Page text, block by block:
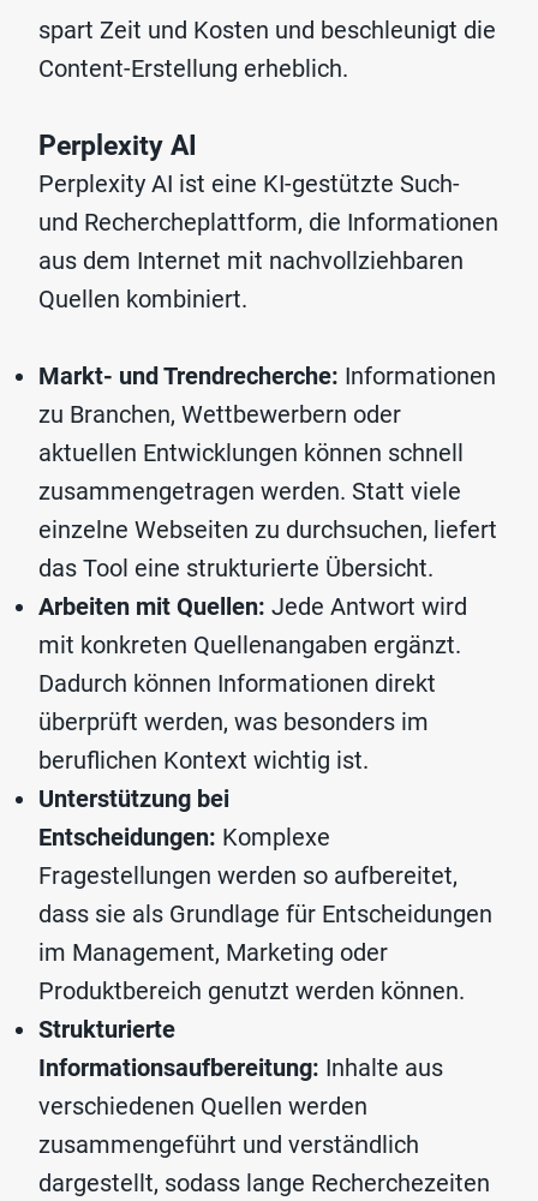
spart Zeit und Kosten und beschleunigt die
Content-Erstellung erheblich.
Perplexity AI
Perplexity AI ist eine KI-gestützte Such-
und Rechercheplattform, die Informationen
aus dem Internet mit nachvollziehbaren
Quellen kombiniert.
Markt- und Trendrecherche: Informationen
zu Branchen, Wettbewerbern oder
aktuellen Entwicklungen können schnell
zusammengetragen werden. Statt viele
einzelne Webseiten zu durchsuchen, liefert
das Tool eine strukturierte Übersicht.
Arbeiten mit Quellen: Jede Antwort wird
mit konkreten Quellenangaben ergänzt.
Dadurch können Informationen direkt
überprüft werden, was besonders im
beruflichen Kontext wichtig ist.
Unterstützung bei
Entscheidungen: Komplexe
Fragestellungen werden so aufbereitet,
dass sie als Grundlage für Entscheidungen
im Management, Marketing oder
Produktbereich genutzt werden können.
Strukturierte
Informationsaufbereitung: Inhalte aus
verschiedenen Quellen werden
zusammengeführt und verständlich
dargestellt, sodass lange Recherchezeiten